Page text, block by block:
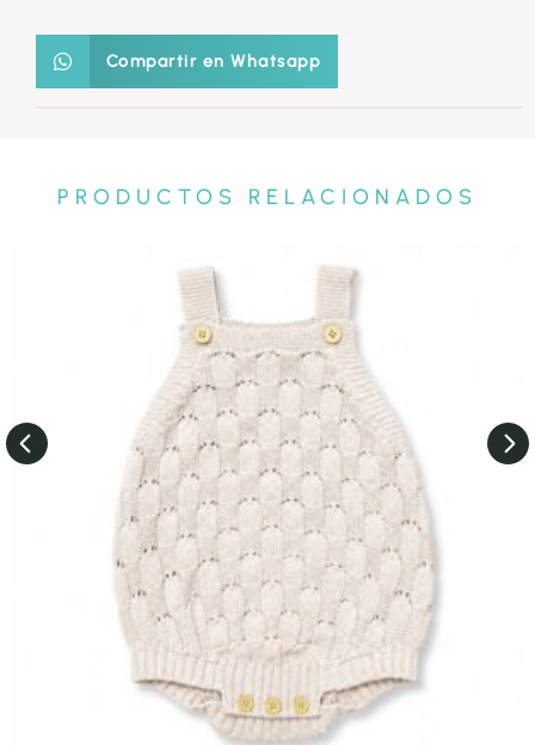
Compartir en Whatsapp
PRODUCTOS RELACIONADOS